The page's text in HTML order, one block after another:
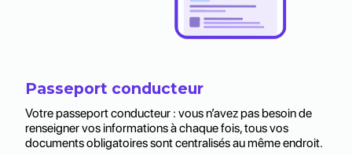
Passeport conducteur
Votre passeport conducteur : vous n’avez pas besoin de
renseigner vos informations à chaque fois, tous vos
documents obligatoires sont centralisés au même endroit.